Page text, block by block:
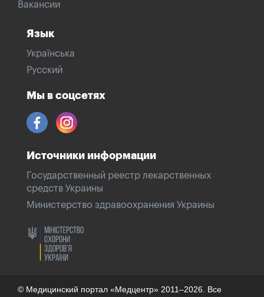
Вакансии
Язык
Українська
Русский
Мы в соцсетях
Источники информации
Государственный реестр лекарственных
средств Украины
Министерство здравоохранения Украины
© Медицинский портал «Медцентр» 2011–2026. Все